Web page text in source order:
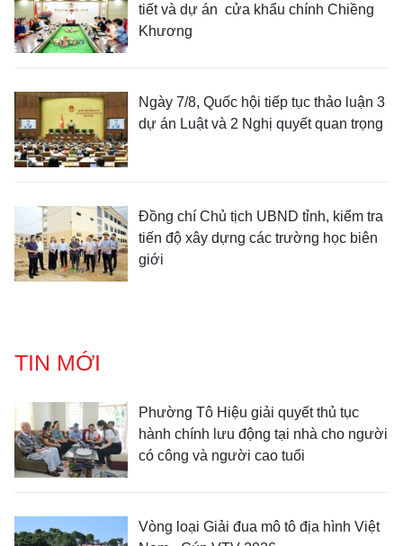
tiết và dự án cửa khẩu chính Chiềng
Khương
Ngày 7/8, Quốc hội tiếp tục thảo luận 3
dự án Luật và 2 Nghị quyết quan trọng
Đồng chí Chủ tịch UBND tỉnh, kiểm tra
tiến độ xây dựng các trường học biên
giới
TIN MỚI
Phường Tô Hiệu giải quyết thủ tục
hành chính lưu động tại nhà cho người
có công và người cao tuổi
Vòng loại Giải đua mô tô địa hình Việt